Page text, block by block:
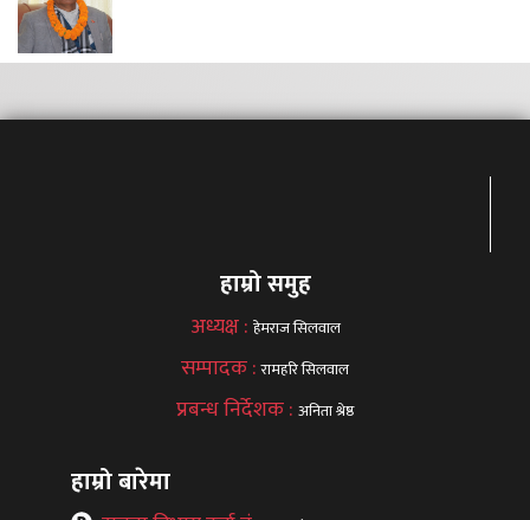
हाम्रो समुह
अध्यक्ष : हेमराज सिलवाल
सम्पादक :रामहरि सिलवाल
प्रबन्ध निर्देशक : अनिता श्रेष्ठ
हाम्रो बारेमा